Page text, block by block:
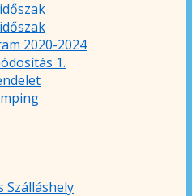
2020-2024
1.
Szálláshely